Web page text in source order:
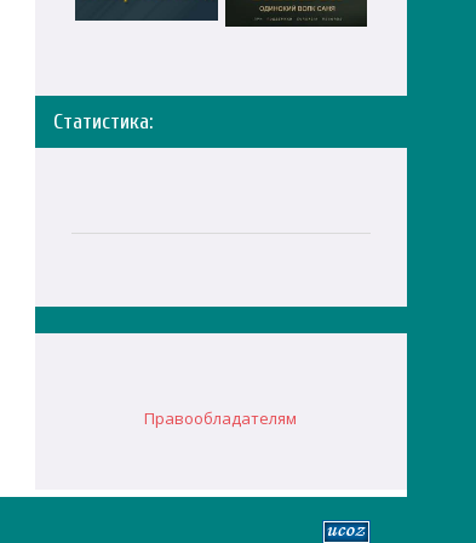
Статистика:
Правообладателям